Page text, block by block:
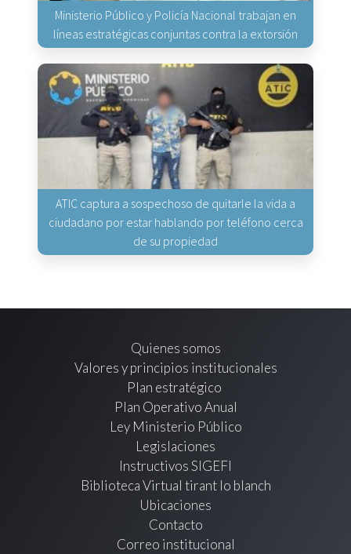
Ministerio Público y Policía Nacional trabajan en
líneas estratégicas conjuntas contra la extorsión
ATIC captura a sospechoso de quitarle la vida a
ciudadano por estar hablando por teléfono cerca
de su propiedad
Quienes somos
Valores y principios institucionales
Plan estratégico
Plan Operativo Anual
Ley Ministerio Público
Legislaciones
Instructivos SIGEFI
Biblioteca Virtual tirant lo blanch
Ubicaciones
Contacto
Correo institucional